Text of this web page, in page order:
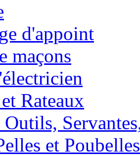
d'appoint
maçons
Rateaux
Outils,
et Poubelles